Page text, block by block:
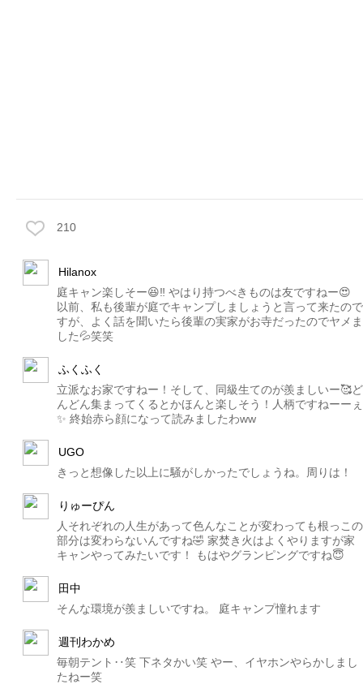
210
Hilanox
庭キャン楽しそー😆‼️ やはり持つべきものは友ですねー😍
以前、私も後輩が庭でキャンプしましょうと言って来たので
すが、よく話を聞いたら後輩の実家がお寺だったのでヤメま
した💦笑笑
ふくふく
立派なお家ですねー！そして、同級生てのが羨ましいー🥰ど
んどん集まってくるとかほんと楽しそう！人柄ですねーーぇ
✨ 終始赤ら顔になって読みましたわww
UGO
きっと想像した以上に騒がしかったでしょうね。周りは！
りゅーぴん
人それぞれの人生があって色んなことが変わっても根っこの
部分は変わらないんですね🤣 家焚き火はよくやりますが家
キャンやってみたいです！ もはやグランピングですね😇
田中
そんな環境が羨ましいですね。 庭キャンプ憧れます
週刊わかめ
毎朝テント‥笑 下ネタかい笑 やー、イヤホンやらかしまし
たねー笑